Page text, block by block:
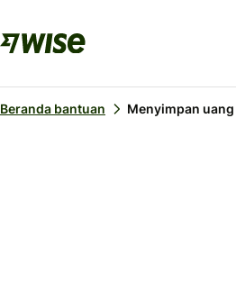
Beranda bantuan Menyimpan uang